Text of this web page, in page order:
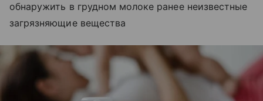
обнаружить в грудном молоке ранее неизвестные
загрязняющие вещества